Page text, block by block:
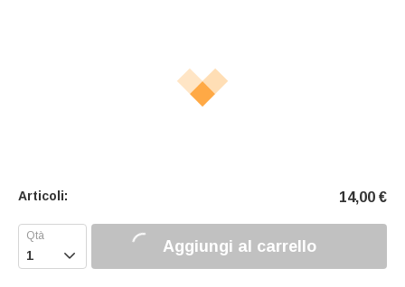
Articoli: 14,00 €
 Aggiungi al carrello